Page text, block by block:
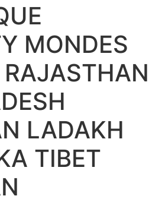
MONDES
LADAKH
TIBET